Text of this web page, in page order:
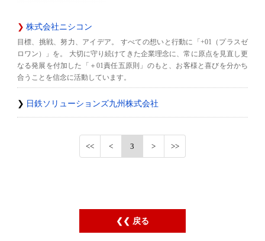
株式会社ニシコン
目標、挑戦、努力、アイデア。 すべての想いと行動に「+01（プラスゼ
ロワン）」を。 大切に守り続けてきた企業理念に、常に原点を見直し更
なる発展を付加した「＋01責任五原則」のもと、お客様と喜びを分かち
合うことを信念に活動しています。
日鉄ソリューションズ九州株式会社
3
戻る